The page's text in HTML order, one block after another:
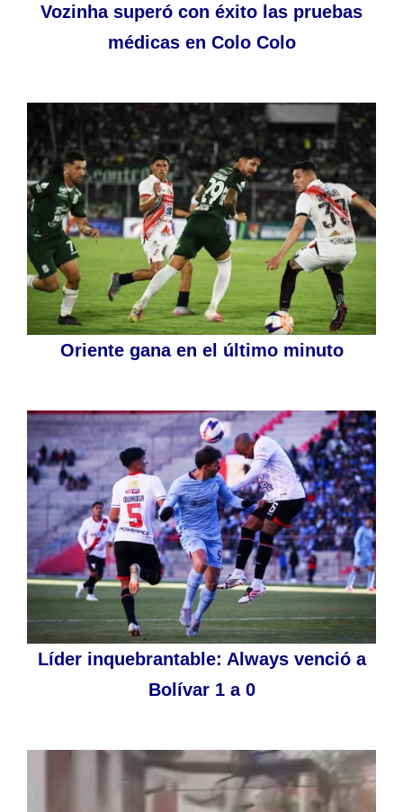
Vozinha superó con éxito las pruebas
médicas en Colo Colo
Oriente gana en el último minuto
Líder inquebrantable: Always venció a
Bolívar 1 a 0